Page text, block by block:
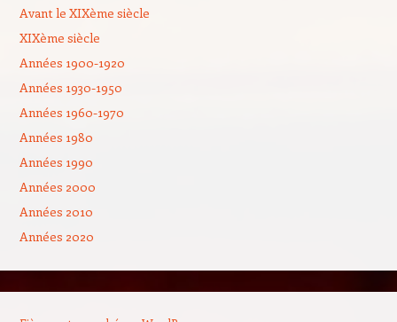
Avant le XIXème siècle
XIXème siècle
Années 1900-1920
Années 1930-1950
Années 1960-1970
Années 1980
Années 1990
Années 2000
Années 2010
Années 2020